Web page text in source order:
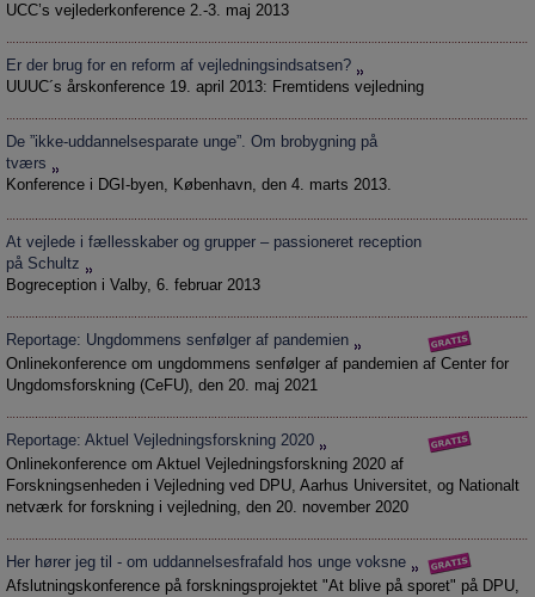
UCC’s vejlederkonference 2.-3. maj 2013
Er der brug for en reform af vejledningsindsatsen?
UUUC´s årskonference 19. april 2013: Fremtidens vejledning
De ”ikke-uddannelsesparate unge”. Om brobygning på
tværs
Konference i DGI-byen, København, den 4. marts 2013.
At vejlede i fællesskaber og grupper – passioneret reception
på Schultz
Bogreception i Valby, 6. februar 2013
Reportage: Ungdommens senfølger af pandemien
Onlinekonference om ungdommens senfølger af pandemien af Center for
Ungdomsforskning (CeFU), den 20. maj 2021
Reportage: Aktuel Vejledningsforskning 2020
Onlinekonference om Aktuel Vejledningsforskning 2020 af
Forskningsenheden i Vejledning ved DPU, Aarhus Universitet, og Nationalt
netværk for forskning i vejledning, den 20. november 2020
Her hører jeg til - om uddannelsesfrafald hos unge voksne
Afslutningskonference på forskningsprojektet "At blive på sporet" på DPU,
Statistik-cookies bruges til at optimere design,
brugervenlighed og effektiviteten af en
om antal besøg og hvordan hjemmesiden bruges.
Markedsføring
indsamler brugerens digitale fodspor på tværs af
flere hjemmesider og registrerer, hvad brugeren
interesserer sig for/søger på for at kunne vise
personrettede annoncer, når denne færdes på
internettet.